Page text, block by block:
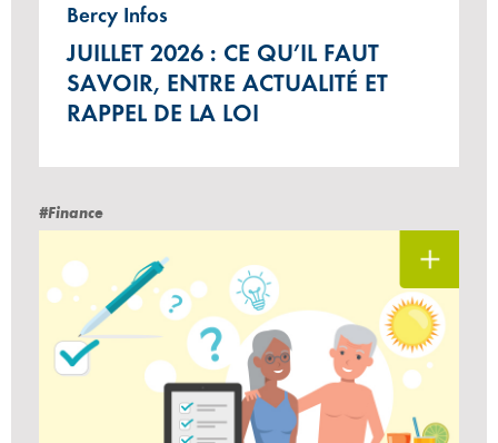
Bercy Infos
JUILLET 2026 : CE QU’IL FAUT
SAVOIR, ENTRE ACTUALITÉ ET
RAPPEL DE LA LOI
#Finance